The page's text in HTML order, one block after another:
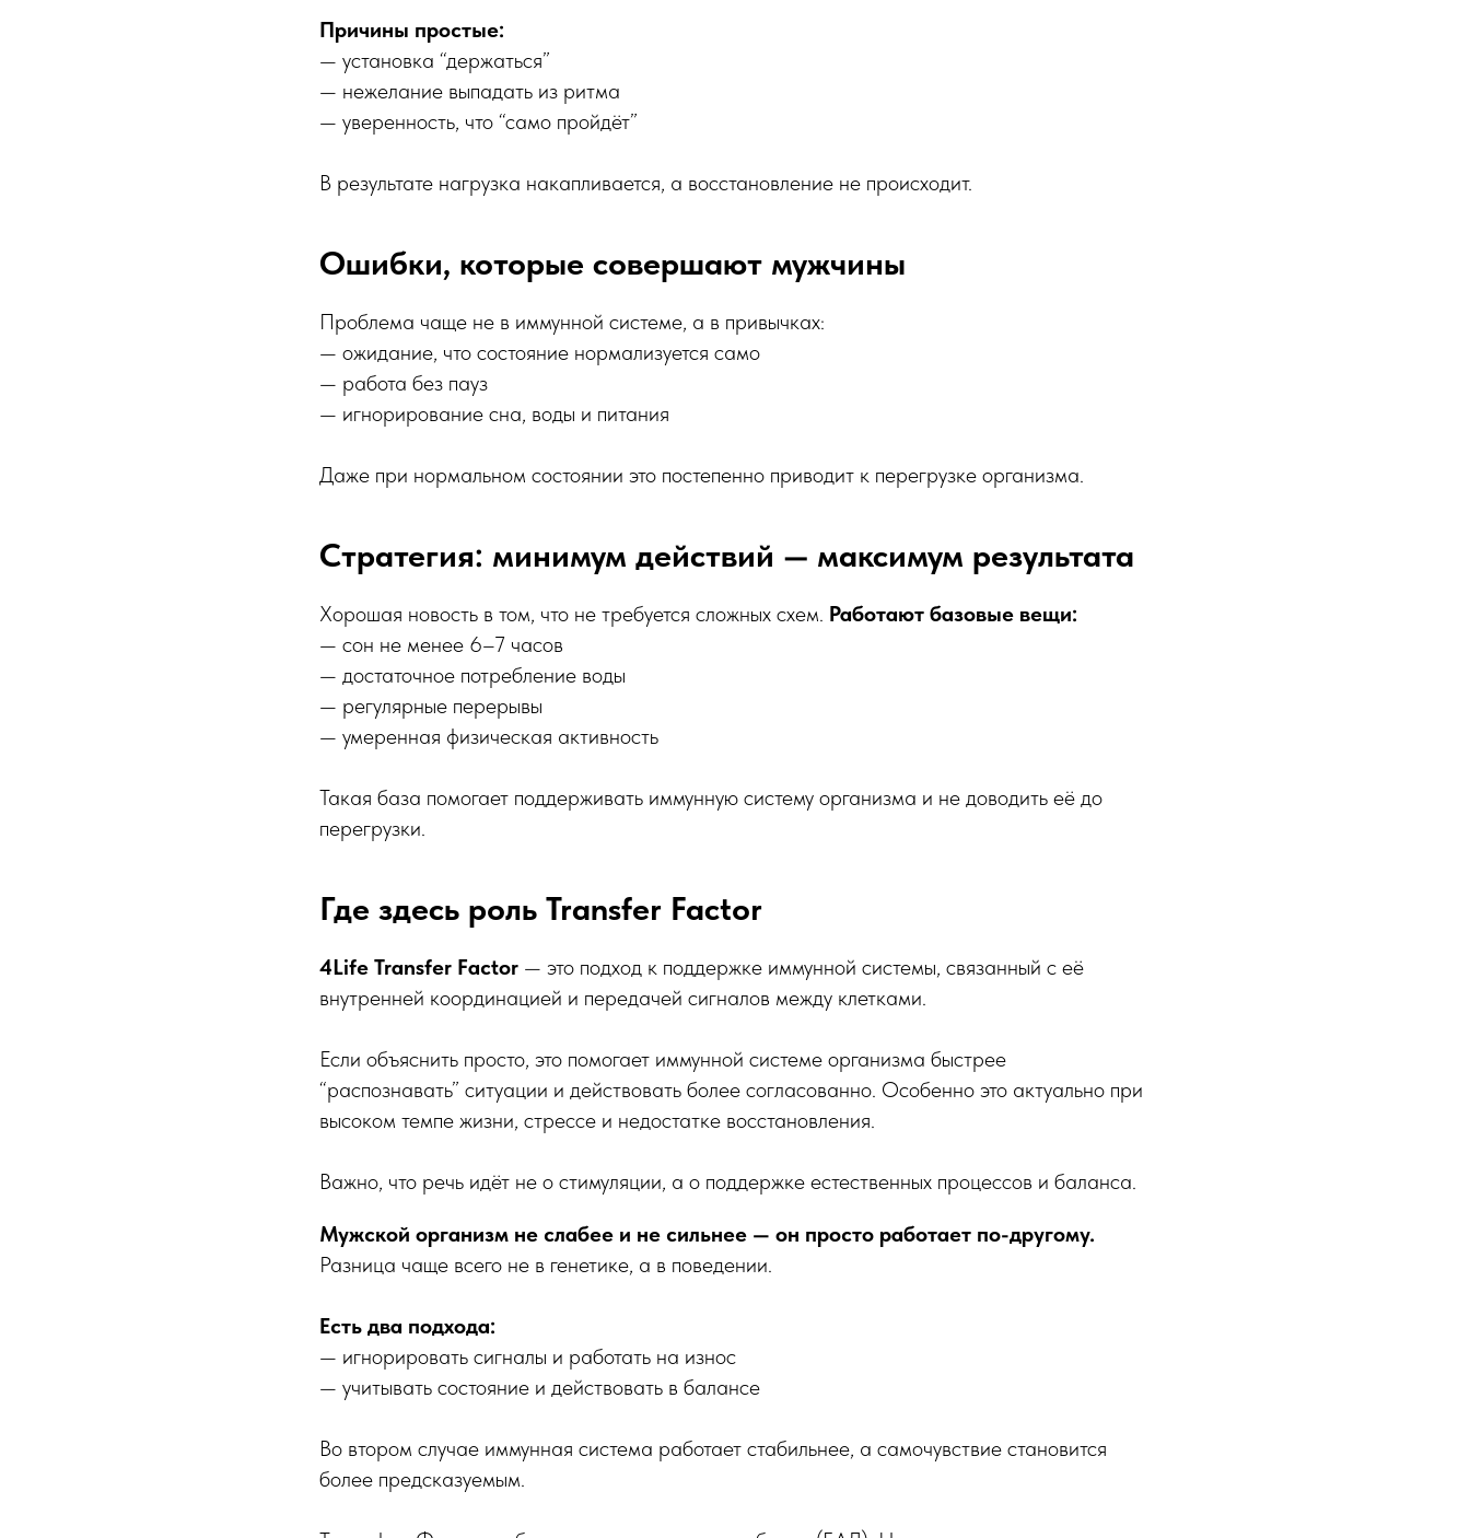
Причины простые:
— установка “держаться”
— нежелание выпадать из ритма
— уверенность, что “само пройдёт”
В результате нагрузка накапливается, а восстановление не происходит.
Ошибки, которые совершают мужчины
Проблема чаще не в иммунной системе, а в привычках:
— ожидание, что состояние нормализуется само
— работа без пауз
— игнорирование сна, воды и питания
Даже при нормальном состоянии это постепенно приводит к перегрузке организма.
Стратегия: минимум действий — максимум результата
Хорошая новость в том, что не требуется сложных схем. Работают базовые вещи:
— сон не менее 6–7 часов
— достаточное потребление воды
— регулярные перерывы
— умеренная физическая активность
Такая база помогает поддерживать иммунную систему организма и не доводить её до
перегрузки.
Где здесь роль Transfer Factor
4Life Transfer Factor — это подход к поддержке иммунной системы, связанный с её
внутренней координацией и передачей сигналов между клетками.
Если объяснить просто, это помогает иммунной системе организма быстрее
“распознавать” ситуации и действовать более согласованно. Особенно это актуально при
высоком темпе жизни, стрессе и недостатке восстановления.
Важно, что речь идёт не о стимуляции, а о поддержке естественных процессов и баланса.
Мужской организм не слабее и не сильнее — он просто работает по-другому.
Разница чаще всего не в генетике, а в поведении.
Есть два подхода:
— игнорировать сигналы и работать на износ
— учитывать состояние и действовать в балансе
Во втором случае иммунная система работает стабильнее, а самочувствие становится
более предсказуемым.